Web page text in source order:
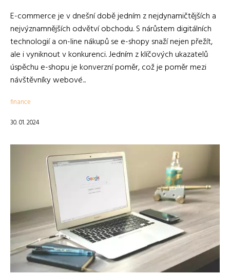
E-commerce je v dnešní době jedním z nejdynamičtějších a
nejvýznamnějších odvětví obchodu. S nárůstem digitálních
technologií a on-line nákupů se e-shopy snaží nejen přežít,
ale i vyniknout v konkurenci. Jedním z klíčových ukazatelů
úspěchu e-shopu je konverzní poměr, což je poměr mezi
návštěvníky webové...
finance
30. 01. 2024